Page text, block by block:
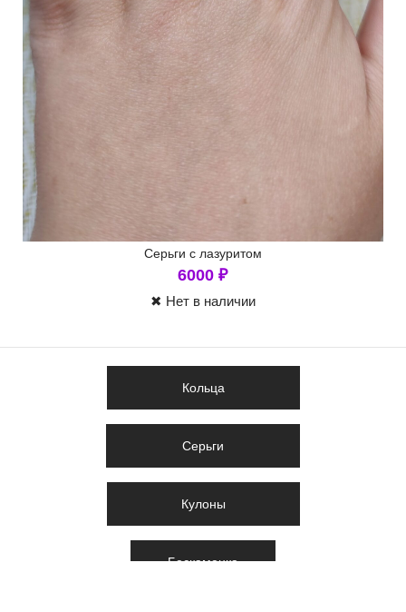
Серьги с лазуритом
6000 ₽
✖ Нет в наличии
Кольца
Серьги
Кулоны
Бескаменка